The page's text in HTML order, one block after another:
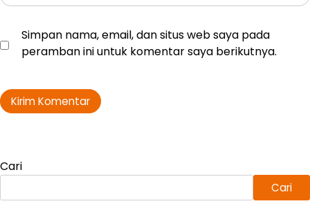
Simpan nama, email, dan situs web saya pada
peramban ini untuk komentar saya berikutnya.
Cari
Cari